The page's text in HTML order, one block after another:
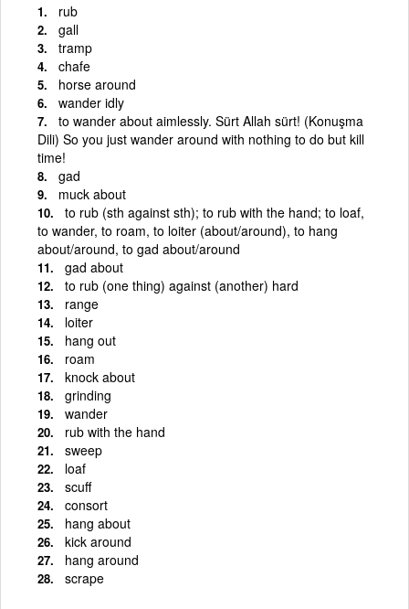
rub
gall
tramp
chafe
horse around
wander idly
to wander about aimlessly. Sürt Allah sürt! (Konuşma
Dili) So you just wander around with nothing to do but kill
time!
gad
muck about
to rub (sth against sth); to rub with the hand; to loaf,
to wander, to roam, to loiter (about/around), to hang
about/around, to gad about/around
gad about
to rub (one thing) against (another) hard
range
loiter
hang out
roam
knock about
grinding
wander
rub with the hand
sweep
loaf
scuff
consort
hang about
kick around
hang around
scrape